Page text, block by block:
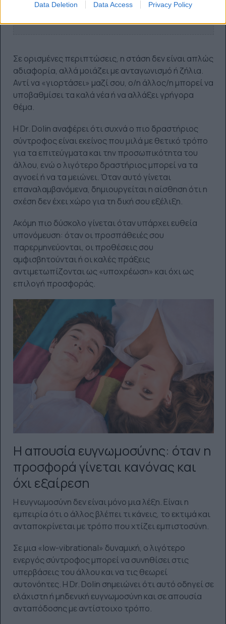
Data Deletion Data Access Privacy Policy
Σε ορισμένες περιπτώσεις, η στάση δεν είναι απλώς
αδιαφορία, αλλά μοιάζει με ανταγωνισμό ή ζήλια.
Αντί να «γιορτάσει» μαζί σου, ο/η άλλος/η μπορεί να
υποβαθμίσει τα καλά νέα ή να αλλάξει γρήγορα
θέμα.
Η Dr. Dolin αναφέρει ότι συχνά ο πιο δραστήριος
σύντροφος είναι εκείνος που μιλά με θετικό τρόπο
για τα επιτεύγματα και την προσωπικότητα του
άλλου, ενώ ο λιγότερο δραστήριος μπορεί να τα
αγνοεί ή να τα μειώνει. Όταν αυτό γίνεται
επαναλαμβανόμενα, δημιουργείται η αίσθηση ότι η
σχέση δεν έχει χώρο για τη δική σου εξέλιξη.
Ακόμη πιο δύσκολο γίνεται όταν υπάρχει ευθεία
υπονόμευση: όταν οι προσπάθειές σου
παρερμηνεύονται, οι προθέσεις σου
αμφισβητούνται ή οι καλές πράξεις
αντιμετωπίζονται ως «υποχρέωση» και όχι ως
επιλογή προσφοράς.
Η απουσία ευγνωμοσύνης: όταν η
προσφορά γίνεται κανόνας και
όχι εξαίρεση
Η ευγνωμοσύνη δεν είναι μόνο μια λέξη. Είναι η
εμπειρία ότι ο άλλος βλέπει τι κάνεις, το εκτιμά και
ανταποκρίνεται με τρόπο που χτίζει εμπιστοσύνη.
Σε μια «low-vibrational» δυναμική, ο λιγότερο
ενεργός σύντροφος μπορεί να συνηθίσει στις
υπερβάσεις του άλλου και να τις θεωρεί
αυτονόητες. Η Dr. Dolin σημειώνει ότι αυτό οδηγεί σε
ελάχιστη ή μηδενική ευγνωμοσύνη και σε απουσία
ανταπόδοσης με αντίστοιχο τρόπο.